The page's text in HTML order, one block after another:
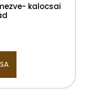
kalocsai